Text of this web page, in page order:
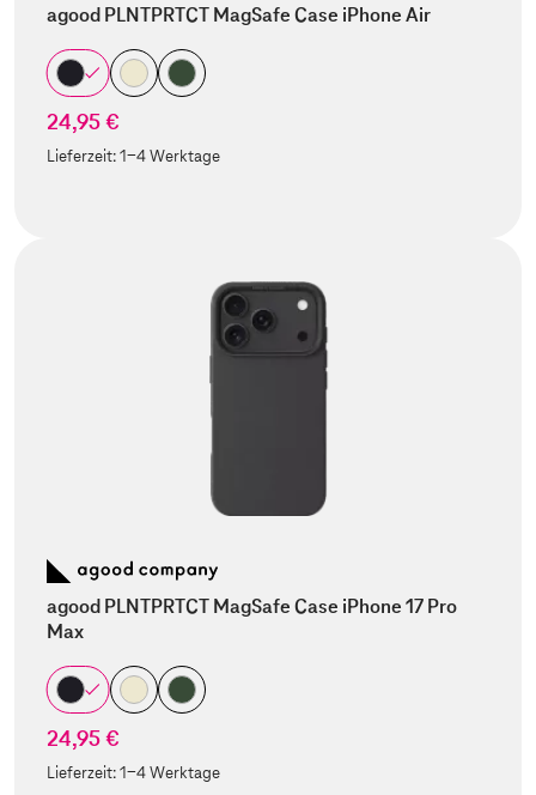
agood PLNTPRTCT MagSafe Case iPhone Air
24,95 €
Lieferzeit:1-4 Werktage
agood PLNTPRTCT MagSafe Case iPhone 17 Pro
Max
24,95 €
Lieferzeit:1-4 Werktage